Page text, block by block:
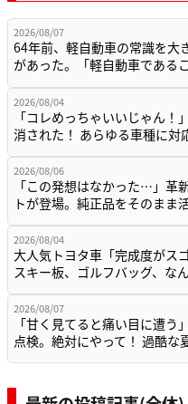
2026/08/07
64年前、軽自動車の常識を大
があった。「軽自動車である
2026/08/04
「コレめっちゃいいじゃん！
消された！ あらゆる車種に
2026/08/06
「この発想はなかった…」革
トが登場。純正品をそのまま
2026/08/04
大人気トヨタ車「完成度がス
スキー板、ゴルフバッグ、な
2026/08/07
「甘く見てると痛い目に遭う
点検。絶対にやって！ 過酷